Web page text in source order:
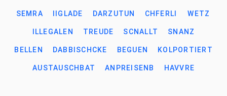
SEMRA IIGLADE DARZUTUN CHFERLI WETZ
ILLEGALEN TREUDE SCNALLT SNANZ
BELLEN DABBISCHCKE BEGUEN KOLPORTIERT
AUSTAUSCHBAT ANPREISENB HAVVRE